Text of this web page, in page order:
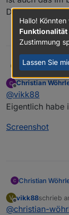
Datenpunktes
vikk88@
ist auch
Offline
Christian
@vikk88
Eigentlich habe
Screenshot
Christian
V
Offline
vikk88schrieb
zuletzt
@christian-
Hallo!
Funktionalität
Zustimmung
Lassen Sie